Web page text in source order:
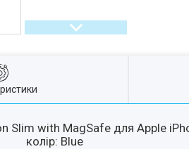
Slim with MagSafe для Apple
колір: Blue